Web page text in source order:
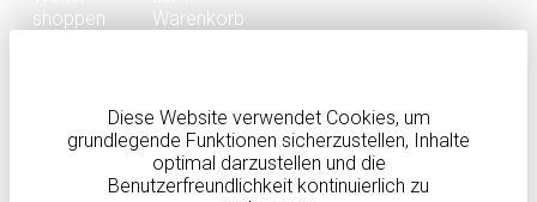
shoppen
Warenkorb
Diese Website verwendet Cookies, um
grundlegende Funktionen sicherzustellen, Inhalte
optimal darzustellen und die
Benutzerfreundlichkeit kontinuierlich zu